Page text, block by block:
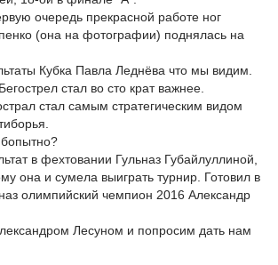
очередь прекрасной работе ног
(она на фотографии) поднялась на
Кубка Павла Леднёва что мы видим.
стал во сто крат важнее.
стал самым стратегическим видом
в фехтовании Гульназ Губайлуллиной,
она и сумела выиграть турнир. Готовил в
олимпийский чемпион 2016 Александр
Лесуном и попросим дать нам